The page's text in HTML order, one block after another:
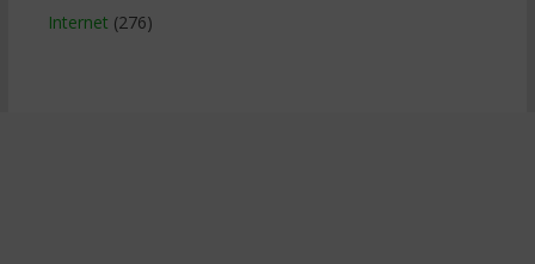
Internet (276)